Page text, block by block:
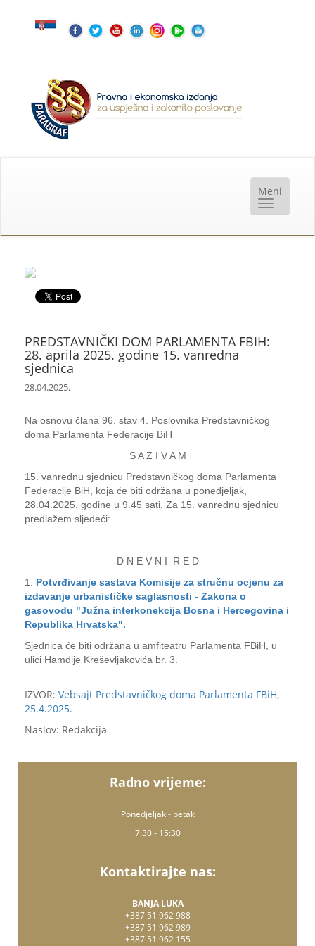
PREDSTAVNIČKI DOM PARLAMENTA FBIH:
28. aprila 2025. godine 15. vanredna
sjednica
28.04.2025.
Na osnovu člana 96. stav 4. Poslovnika Predstavničkog
doma Parlamenta Federacije BiH
S A Z I V A M
15. vanrednu sjednicu Predstavničkog doma Parlamenta
Federacije BiH, koja će biti održana u ponedjeljak,
28.04.2025. godine u 9.45 sati. Za 15. vanrednu sjednicu
predlažem sljedeći:
D N E V N I R E D
1. Potvrđivanje sastava Komisije za stručnu ocjenu za
izdavanje urbanističke saglasnosti - Zakona o
gasovodu "Južna interkonekcija Bosna i Hercegovina i
Republika Hrvatska".
Sjednica će biti održana u amfiteatru Parlamenta FBiH, u
ulici Hamdije Kreševljakovića br. 3.
IZVOR: Vebsajt Predstavničkog doma Parlamenta FBiH,
25.4.2025.
Naslov: Redakcija
Radno vrijeme:
Ponedjeljak - petak
7:30 - 15:30
Kontaktirajte nas:
BANJA LUKA
+387 51 962 988
+387 51 962 989
+387 51 962 155